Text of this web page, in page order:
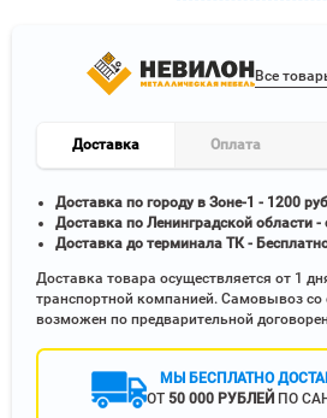
Все
Доставка Оплата
Доставка по городу в Зоне-1 - 1200
Доставка по Ленинградской области -
Доставка до терминала ТК -
Доставка товара осуществляется от 1
транспортной компанией. Самовывоз со
возможен по предварительной
МЫ БЕСПЛАТНО
ОТ 50 000 РУБЛЕЙ ПО